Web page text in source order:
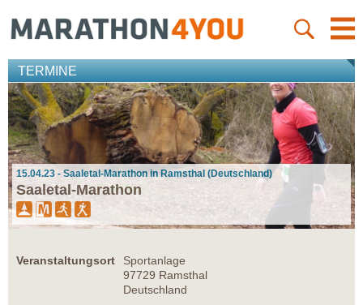
TERMINE
15.04.23 - Saaletal-Marathon in Ramsthal (Deutschland)
Saaletal-Marathon
Veranstaltungsort
Sportanlage
97729 Ramsthal
Deutschland